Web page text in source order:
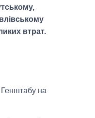
втрат.
Генштабу на